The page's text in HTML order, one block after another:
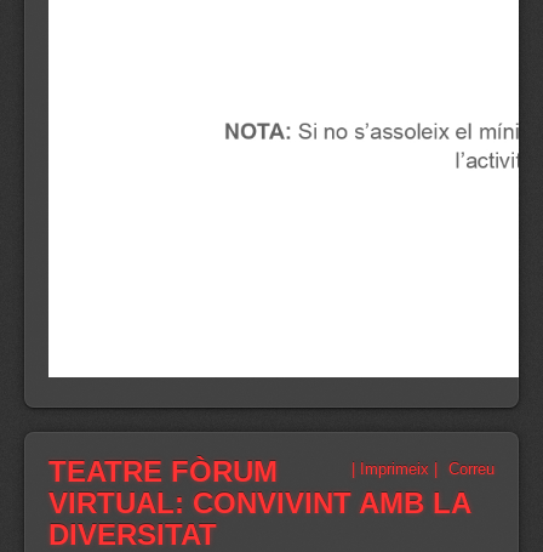
Correu
| Imprimeix |
TEATRE FÒRUM
VIRTUAL: CONVIVINT AMB LA
DIVERSITAT